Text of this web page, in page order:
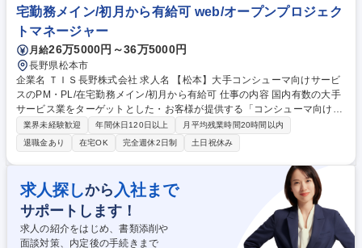
宅勤務メイン/初月から有給可 web/オープンプロジェク
トマネージャー
月給26万5000円～36万5000円
長野県松本市
企業名 ＴＩＳ長野株式会社 求人名 【松本】大手コンシューマ向けサービ
スのPM・PL/在宅勤務メイン/初月から有給可 仕事の内容 国内有数の大手
サービス業をターゲットとした・お客様が提供する「コンシューマ向けサ
ービス」の開発・保守・お客様を支える「バックオフィスシステム」の開
発・保守 に関わるPL/PM業務をお任せします。 【1】コンシューマ向けサ
ービス開発、保守：サービス毎に開発環境等は異なりますが、共通言語は
Java【2】コンシューマ向けサービス基盤保守：利用者の多い当社サービ
スを支える基盤の保守を実施。MW基盤がメインとなりますが、クラウド
とDCのハイブリッド構成のため、インフラの知見も最低限必要【3】バッ
クオフィスシステムの開発・保守：要望対応、法令順守、連携システムの
変更等によるシステム改修がメイン 募集職種 【松本】大手コンシューマ
向けサービスのPM・PL/在宅勤務メイン/初月から有給可
業界未経験歓迎 年間休日120日以上
月平均残業時間20時間以内
退職金あり
在宅OK 完全週休2日制 土日祝休み
求人探しから 入社まで
サポートします！
求人の紹介をはじめ、書類添削や
面談対策、内定後の手続きまで